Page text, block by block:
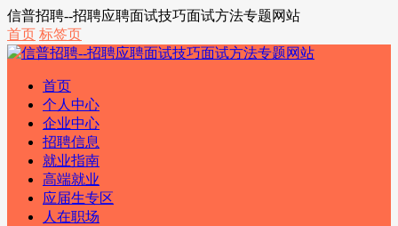
信普招聘--招聘应聘面试技巧面试方法专题网站
首页 标签页
首页
个人中心
企业中心
招聘信息
就业指南
高端就业
应届生专区
人在职场